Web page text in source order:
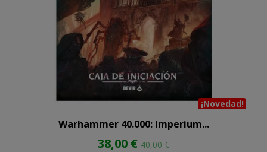
¡Novedad!
Warhammer 40.000: Imperium...
38,00 € 40,00 €